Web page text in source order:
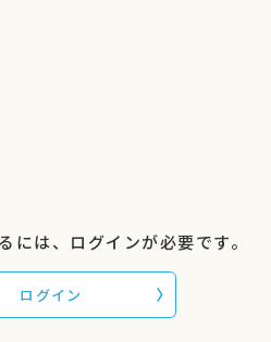
には、ログインが必要です。
ログイン